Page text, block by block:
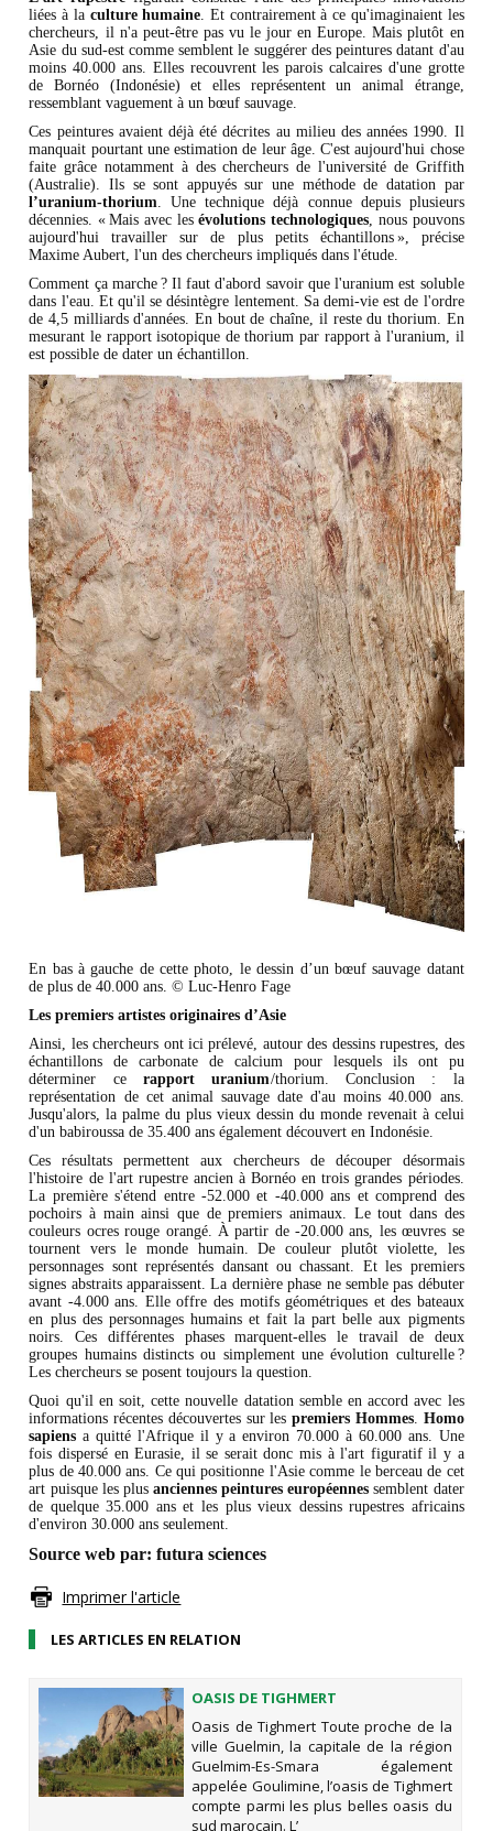
liées à la culture humaine. Et contrairement à ce qu'imaginaient les
chercheurs, il n'a peut-être pas vu le jour en Europe. Mais plutôt en
Asie du sud-est comme semblent le suggérer des peintures datant d'au
moins 40.000 ans. Elles recouvrent les parois calcaires d'une grotte
de Bornéo (Indonésie) et elles représentent un animal étrange,
ressemblant vaguement à un bœuf sauvage.
Ces peintures avaient déjà été décrites au milieu des années 1990. Il
manquait pourtant une estimation de leur âge. C'est aujourd'hui chose
faite grâce notamment à des chercheurs de l'université de Griffith
(Australie). Ils se sont appuyés sur une méthode de datation par
l’uranium-thorium. Une technique déjà connue depuis plusieurs
décennies. « Mais avec lesévolutions technologiques, nous pouvons
aujourd'hui travailler sur de plus petits échantillons », précise
Maxime Aubert, l'un des chercheurs impliqués dans l'étude.
Comment ça marche ? Il faut d'abord savoir que l'uranium est soluble
dans l'eau. Et qu'il se désintègre lentement. Sa demi-vie est de l'ordre
de 4,5 milliards d'années. En bout de chaîne, il reste du thorium. En
mesurant le rapport isotopique de thorium par rapport à l'uranium, il
est possible de dater un échantillon.
En bas à gauche de cette photo, le dessin d’un bœuf sauvage datant
de plus de 40.000 ans. © Luc-Henro Fage
Les premiers artistes originaires d’Asie
Ainsi, les chercheurs ont ici prélevé, autour des dessins rupestres, des
échantillons de carbonate de calcium pour lesquels ils ont pu
déterminer cerapport uranium/thorium. Conclusion : la
représentation de cet animal sauvage date d'au moins 40.000 ans.
Jusqu'alors, la palme du plus vieux dessin du monde revenait à celui
d'un babiroussa de 35.400 ans également découvert en Indonésie.
Ces résultats permettent aux chercheurs de découper désormais
l'histoire de l'art rupestre ancien à Bornéo en trois grandes périodes.
La première s'étend entre -52.000 et -40.000 ans et comprend des
pochoirs à main ainsi que de premiers animaux. Le tout dans des
couleurs ocres rouge orangé. À partir de -20.000 ans, les œuvres se
tournent vers le monde humain. De couleur plutôt violette, les
personnages sont représentés dansant ou chassant. Et les premiers
signes abstraits apparaissent. La dernière phase ne semble pas débuter
avant -4.000 ans. Elle offre des motifs géométriques et des bateaux
en plus des personnages humains et fait la part belle aux pigments
noirs. Ces différentes phases marquent-elles le travail de deux
groupes humains distincts ou simplement une évolution culturelle ?
Les chercheurs se posent toujours la question.
Quoi qu'il en soit, cette nouvelle datation semble en accord avec les
informations récentes découvertes sur lespremiers Hommes. Homo
sapiens a quitté l'Afrique il y a environ 70.000 à 60.000 ans. Une
fois dispersé en Eurasie, il se serait donc mis à l'art figuratif il y a
plus de 40.000 ans. Ce qui positionne l'Asie comme le berceau de cet
art puisque les plus anciennes peintures européennes semblent dater
de quelque 35.000 ans et les plus vieux dessins rupestres africains
d'environ 30.000 ans seulement.
Source web par: futura sciences
Imprimer l'article
LES ARTICLES EN RELATION
OASIS DE TIGHMERT
Oasis de Tighmert Toute proche de la
ville Guelmin, la capitale de la région
Guelmim-Es-Smara également
appelée Goulimine, l’oasis de Tighmert
compte parmi les plus belles oasis du
sud marocain. L’